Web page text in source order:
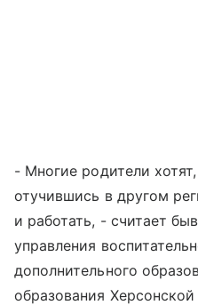
- Многие родители
отучившись в другом
и работать, - считает
управления
дополнительного
образования